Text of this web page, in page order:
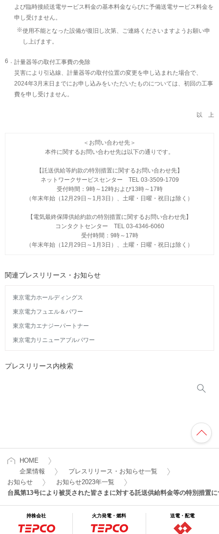
よび臨時接続送電サービス料金の基本料金ならびに予備送電サービス料金を
申し受けません。
※使用不能となった設備が復旧し次第、ご連絡くださいますようお願い申
し上げます。
6． 計量器等の取付工事費の免除
災害により引込線、計量器等の取付位置の変更を申し込まれた場合で、
2024年3月末日までにお申し込みをいただいたものについては、初回の工事
費を申し受けません。
以 上
＜お問い合わせ先＞
本件に関するお問い合わせ先は以下の通りです。
【託送供給等約款の特別措置に関するお問い合わせ先】
ネットワークサービスセンター TEL 03-3509-1709
受付時間：9時～12時および13時～17時
（年末年始（12月29日～1月3日）、土曜・日曜・祝日は除く）
【電気最終保障供給約款の特別措置に関するお問い合わせ先】
コンタクトセンター TEL 03-4346-6060
受付時間：9時～17時
（年末年始（12月29日～1月3日）、土曜・日曜・祝日は除く）
関連プレスリリース・お知らせ
東京電力ホールディングス
東京電力フュエル＆パワー
東京電力エナジーパートナー
東京電力リニューアブルパワー
プレスリリース内検索
HOME
企業情報
プレスリリース・お知らせ一覧
お知らせ
お知らせ2023年一覧
台風第13号により被災された皆さまに対する託送供給料金等の特別措置
持株会社 火力発電・燃料 送電・配電